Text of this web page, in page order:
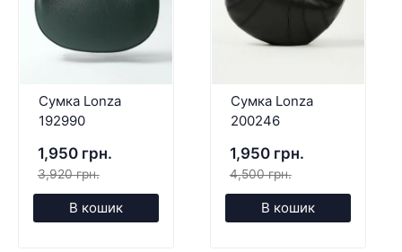
Сумка Lonza
192990
1,950 грн.
3,920 грн.
В кошик
Сумка Lonza
200246
1,950 грн.
4,500 грн.
В кошик